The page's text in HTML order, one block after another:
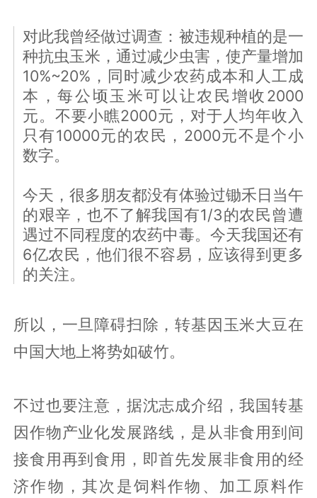
对此我曾经做过调查：被违规种植的是一
种抗虫玉米，通过减少虫害，使产量增加
10%~20%，同时减少农药成本和人工成
本，每公顷玉米可以让农民增收2000
元。不要小瞧2000元，对于人均年收入
只有10000元的农民，2000元不是个小
数字。
今天，很多朋友都没有体验过锄禾日当午
的艰辛，也不了解我国有1/3的农民曾遭
遇过不同程度的农药中毒。今天我国还有
6亿农民，他们很不容易，应该得到更多
的关注。
所以，一旦障碍扫除，转基因玉米大豆在
中国大地上将势如破竹。
不过也要注意，据沈志成介绍，我国转基
因作物产业化发展路线，是从非食用到间
接食用再到食用，即首先发展非食用的经
济作物，其次是饲料作物、加工原料作